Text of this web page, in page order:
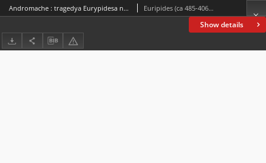
Show details
Andromache : tragedya Eurypidesa napisana w czasie pierwszej połowy wojny peloponeskiej Euripides (ca 485-406 a.C.)